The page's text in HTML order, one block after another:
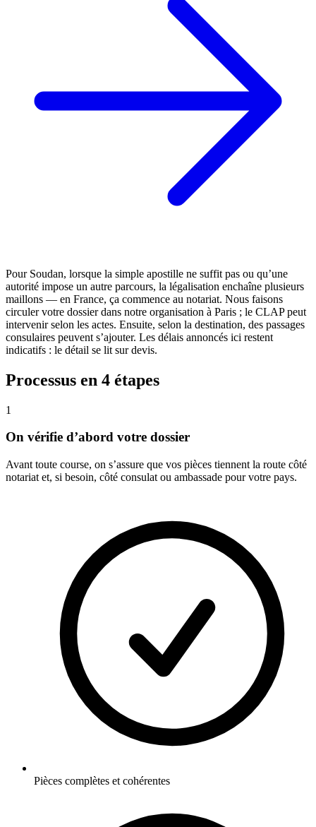
Pour Soudan, lorsque la simple apostille ne suffit pas ou qu’une
autorité impose un autre parcours, la légalisation enchaîne plusieurs
maillons — en France, ça commence au notariat. Nous faisons
circuler votre dossier dans notre organisation à Paris ; le CLAP peut
intervenir selon les actes. Ensuite, selon la destination, des passages
consulaires peuvent s’ajouter. Les délais annoncés ici restent
indicatifs : le détail se lit sur devis.
Processus en 4 étapes
1
On vérifie d’abord votre dossier
Avant toute course, on s’assure que vos pièces tiennent la route côté
notariat et, si besoin, côté consulat ou ambassade pour votre pays.
Pièces complètes et cohérentes